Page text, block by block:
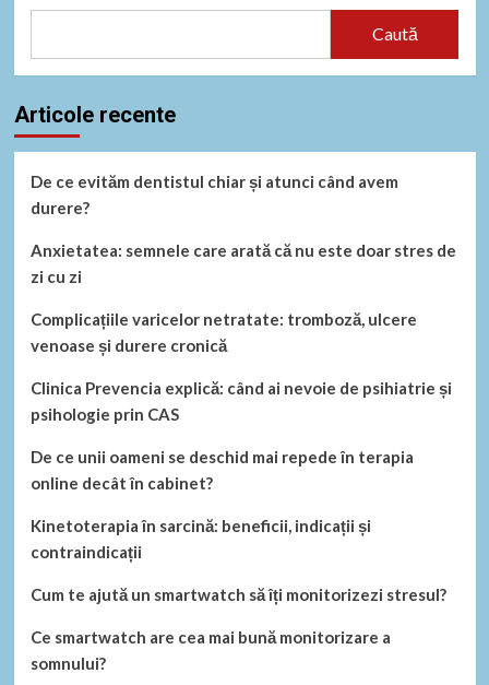
Caută
Articole recente
De ce evităm dentistul chiar și atunci când avem
durere?
Anxietatea: semnele care arată că nu este doar stres de
zi cu zi
Complicațiile varicelor netratate: tromboză, ulcere
venoase și durere cronică
Clinica Prevencia explică: când ai nevoie de psihiatrie și
psihologie prin CAS
De ce unii oameni se deschid mai repede în terapia
online decât în cabinet?
Kinetoterapia în sarcină: beneficii, indicații și
contraindicații
Cum te ajută un smartwatch să îți monitorizezi stresul?
Ce smartwatch are cea mai bună monitorizare a
somnului?